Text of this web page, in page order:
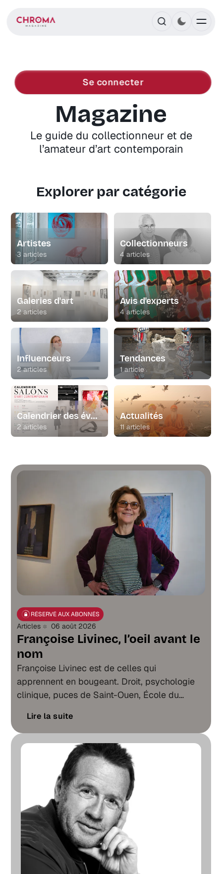
Se connecter
CHROMA
Magazine
Le guide du collectionneur et de
l’amateur d’art contemporain
Explorer par catégorie
Artistes
3 articles
Collectionneurs
4 articles
Galeries d'art
2 articles
Avis d'experts
4 articles
Influenceurs
2 articles
Tendances
1 article
Calendrier des événements
2 articles
Actualités
11 articles
RÉSERVÉ AUX ABONNÉS
Articles 06 août 2026
Françoise Livinec, l’oeil avant le
nom
Françoise Livinec est de celles qui
apprennent en bougeant. Droit, psychologie
clinique, puces de Saint-Ouen, École du
quelque part : à une galerie parisienne
ouverte en 2004, et à une conviction que l'œil
prime toujours sur le nom.
Lire la suite